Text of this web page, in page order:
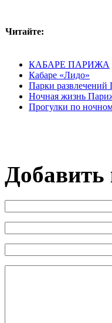
Читайте:
КАБАРЕ ПАРИЖА
Кабаре «Лидо»
Парки развлечений
Ночная жизнь
Прогулки по